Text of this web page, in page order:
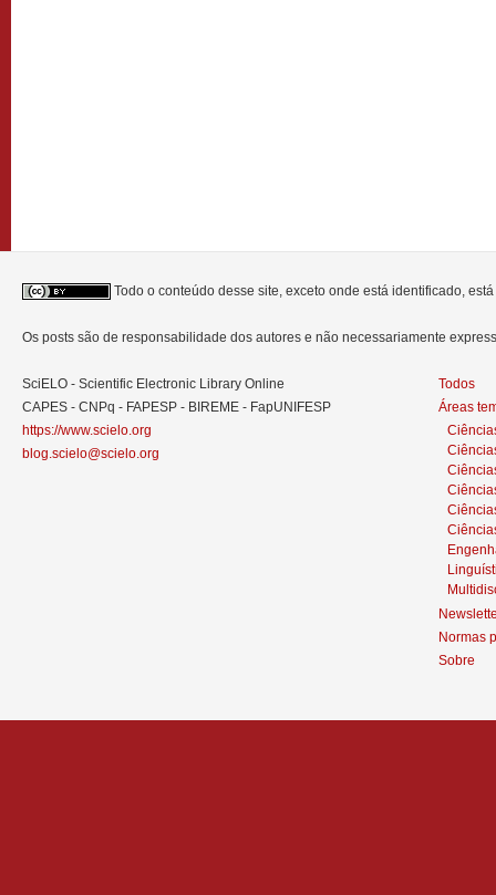
Todo o conteúdo desse site, exceto onde está identificado,
Os posts são de responsabilidade dos autores e não necessariamente
SciELO - Scientific Electronic Library Online
CAPES - CNPq - FAPESP - BIREME - FapUNIFESP
https://www.scielo.org
blog.scielo@scielo.org
Todos
Áreas
Normas
Sobre